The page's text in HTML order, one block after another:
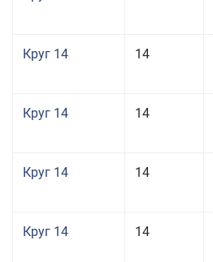
Круг 14 14
Круг 14 14
Круг 14 14
Круг 14 14